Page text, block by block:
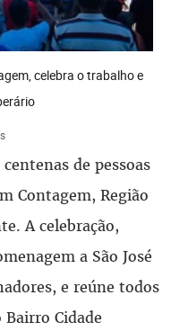
celebra o trabalho e
de pessoas
Contagem, Região
A celebração,
a São José
e reúne todos
Bairro Cidade